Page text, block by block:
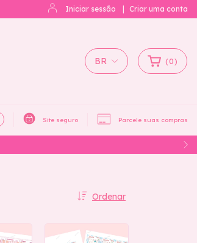
Iniciar sessão Criar uma conta
BR (0)
de Privacidade
Site seguro Parcele suas compras
Ordenar